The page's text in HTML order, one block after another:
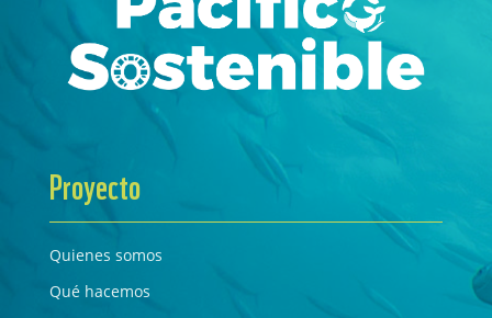
Proyecto
Quienes somos
Qué hacemos